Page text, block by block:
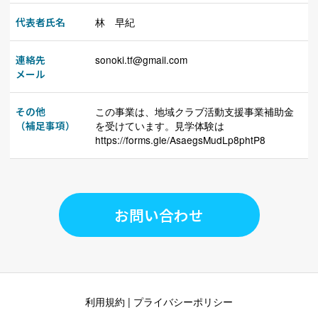
代表者氏名 林 早紀
連絡先
メール
sonoki.tf@gmail.com
その他
（補足事項）
この事業は、地域クラブ活動支援事業補助金
を受けています。見学体験は
https://forms.gle/AsaegsMudLp8phtP8
お問い合わせ
利用規約 | プライバシーポリシー